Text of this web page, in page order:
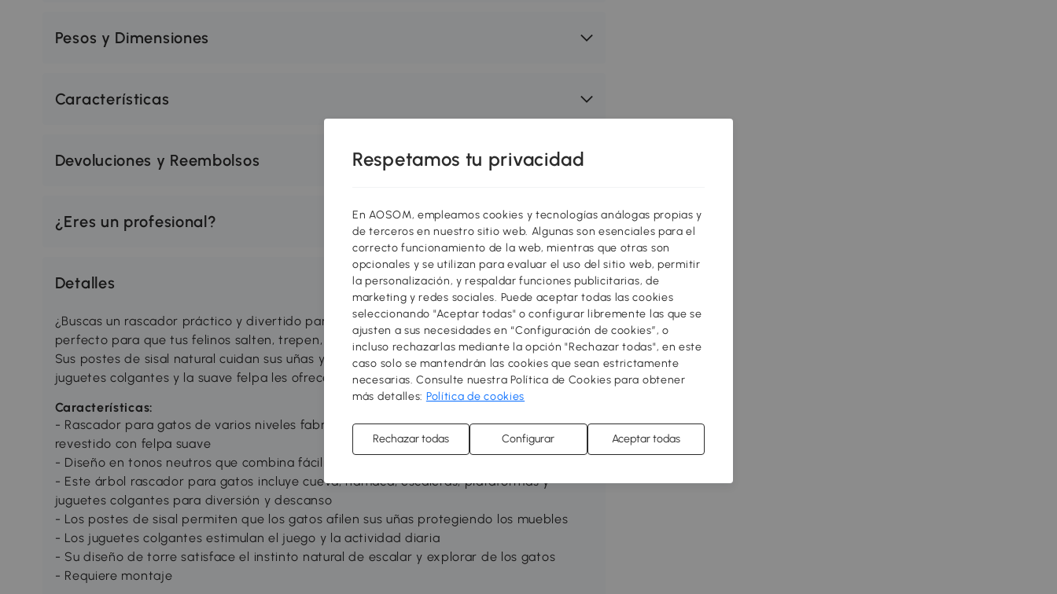
Pesos y Dimensiones
Características
Devoluciones y Reembolsos
¿Eres un profesional?
Detalles
¿Buscas un rascador práctico y divertido para tus gatos? Este rascador de PawHut es
perfecto para que tus felinos salten, trepen, jueguen y descansen con total comodidad.
Sus postes de sisal natural cuidan sus uñas y protegen tus muebles, mientras los
juguetes colgantes y la suave felpa les ofrecen diversión y confort a diario.
Características:
- Rascador para gatos de varios niveles fabricado en tablero de aglomerado y
revestido con felpa suave
- Diseño en tonos neutros que combina fácilmente con cualquier estancia del hogar
- Este árbol rascador para gatos incluye cueva, hamaca, escaleras, plataformas y
juguetes colgantes para diversión y descanso
- Los postes de sisal permiten que los gatos afilen sus uñas protegiendo los muebles
- Los juguetes colgantes estimulan el juego y la actividad diaria
- Su diseño de torre satisface el instinto natural de escalar y explorar de los gatos
- Requiere montaje
Respetamos tu privacidad
En AOSOM, empleamos cookies y tecnologías análogas propias y
de terceros en nuestro sitio web. Algunas son esenciales para el
correcto funcionamiento de la web, mientras que otras son
opcionales y se utilizan para evaluar el uso del sitio web, permitir
la personalización, y respaldar funciones publicitarias, de
marketing y redes sociales. Puede aceptar todas las cookies
seleccionando "Aceptar todas" o configurar libremente las que se
ajusten a sus necesidades en “Configuración de cookies”, o
incluso rechazarlas mediante la opción "Rechazar todas", en este
caso solo se mantendrán las cookies que sean estrictamente
necesarias. Consulte nuestra Política de Cookies para obtener
más detalles: Política de cookies
Rechazar todas Configurar Aceptar todas